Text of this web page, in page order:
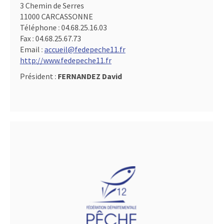
3 Chemin de Serres
11000 CARCASSONNE
Téléphone : 04.68.25.16.03
Fax : 04.68.25.67.73
Email : accueil@fedepeche11.fr
http://www.fedepeche11.fr
Président : FERNANDEZ David